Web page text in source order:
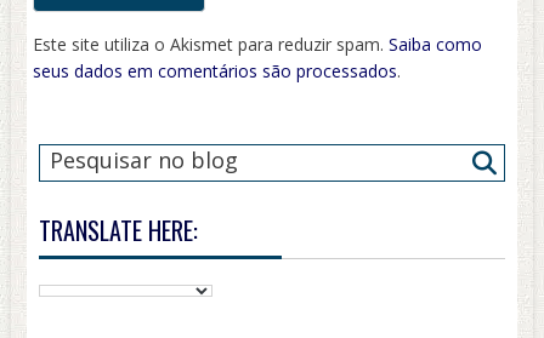
Este site utiliza o Akismet para reduzir spam.Saiba como
seus dados em comentários são processados.
TRANSLATE HERE: